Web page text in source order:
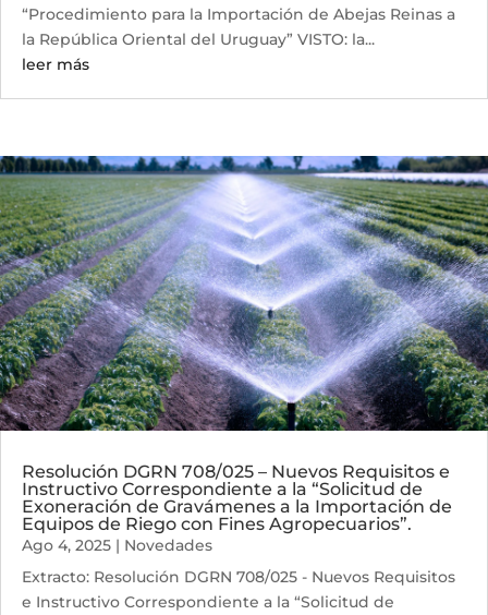
“Procedimiento para la Importación de Abejas Reinas a
la República Oriental del Uruguay” VISTO: la...
leer más
Resolución DGRN 708/025 – Nuevos Requisitos e
Instructivo Correspondiente a la “Solicitud de
Exoneración de Gravámenes a la Importación de
Equipos de Riego con Fines Agropecuarios”.
Ago 4, 2025 | Novedades
Extracto: Resolución DGRN 708/025 - Nuevos Requisitos
e Instructivo Correspondiente a la “Solicitud de